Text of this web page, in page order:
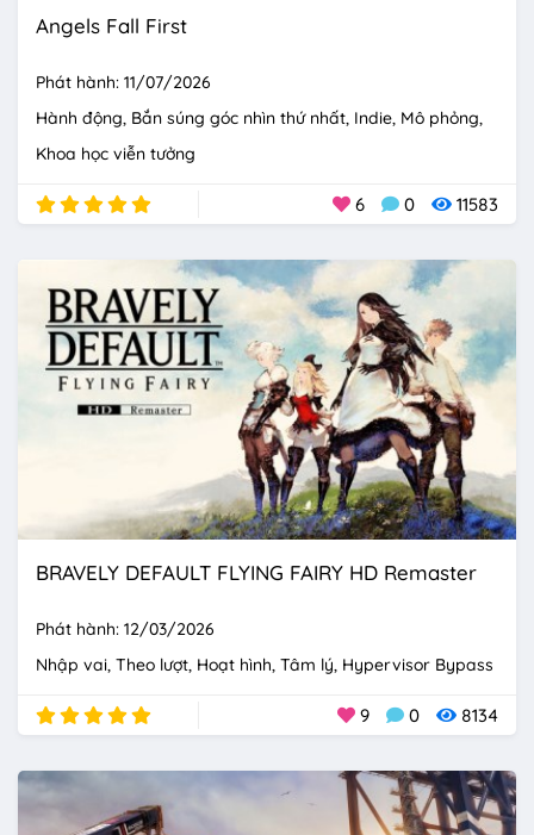
Angels Fall First
Phát hành: 11/07/2026
Hành động Bắn súng góc nhìn thứ nhất Indie Mô phỏng
Khoa học viễn tưởng
6 0 11583
BRAVELY DEFAULT FLYING FAIRY HD Remaster
Phát hành: 12/03/2026
Nhập vai Theo lượt Hoạt hình Tâm lý Hypervisor Bypass
9 0 8134